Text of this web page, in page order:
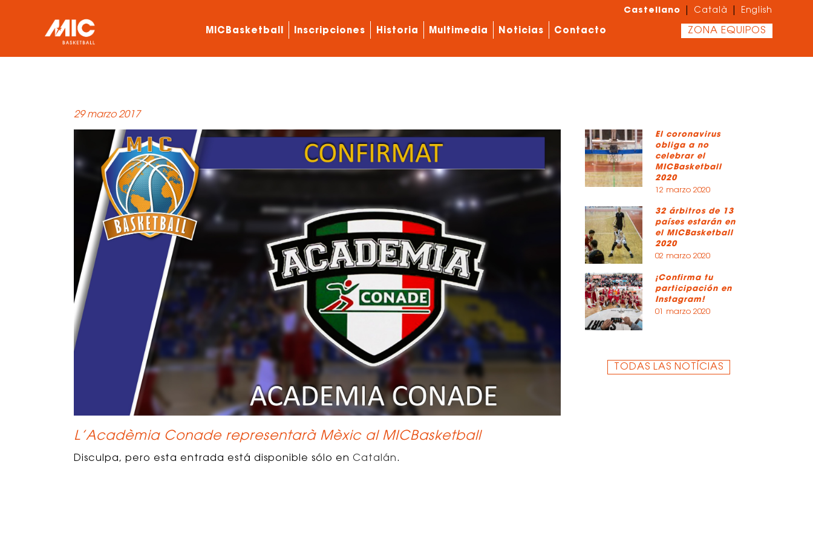
Castellano Català English
ZONA EQUIPOS
MICBasketball Inscripciones Historia Multimedia Noticias Contacto
29 marzo 2017
L’Acadèmia Conade representarà Mèxic al MICBasketball
Disculpa, pero esta entrada está disponible sólo en Catalán.
El coronavirus
obliga a no
celebrar el
MICBasketball
2020
12 marzo 2020
32 árbitros de 13
países estarán en
el MICBasketball
2020
02 marzo 2020
¡Confirma tu
participación en
Instagram!
01 marzo 2020
TODAS LAS NOTÍCIAS